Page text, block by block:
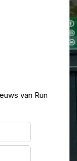
van Run